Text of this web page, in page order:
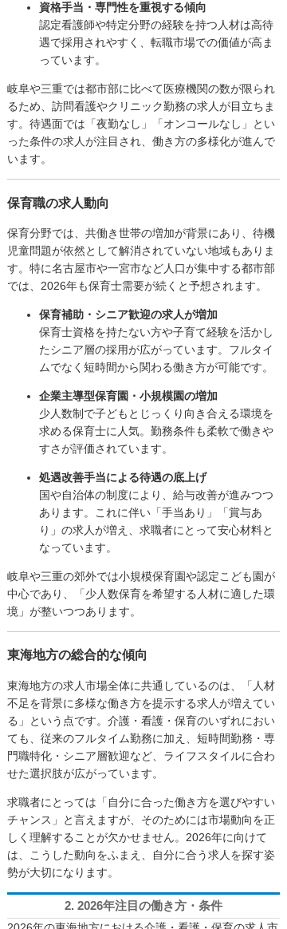
資格手当・専門性を重視する傾向
認定看護師や特定分野の経験を持つ人材は高待
遇で採用されやすく、転職市場での価値が高ま
っています。
岐阜や三重では都市部に比べて医療機関の数が限られ
るため、訪問看護やクリニック勤務の求人が目立ちま
す。待遇面では「夜勤なし」「オンコールなし」とい
った条件の求人が注目され、働き方の多様化が進んで
います。
保育職の求人動向
保育分野では、共働き世帯の増加が背景にあり、待機
児童問題が依然として解消されていない地域もありま
す。特に名古屋市や一宮市など人口が集中する都市部
では、2026年も保育士需要が続くと予想されます。
保育補助・シニア歓迎の求人が増加
保育士資格を持たない方や子育て経験を活かし
たシニア層の採用が広がっています。フルタイ
ムでなく短時間から関わる働き方が可能です。
企業主導型保育園・小規模園の増加
少人数制で子どもとじっくり向き合える環境を
求める保育士に人気。勤務条件も柔軟で働きや
すさが評価されています。
処遇改善手当による待遇の底上げ
国や自治体の制度により、給与改善が進みつつ
あります。これに伴い「手当あり」「賞与あ
り」の求人が増え、求職者にとって安心材料と
なっています。
岐阜や三重の郊外では小規模保育園や認定こども園が
中心であり、「少人数保育を希望する人材に適した環
境」が整いつつあります。
東海地方の総合的な傾向
東海地方の求人市場全体に共通しているのは、「人材
不足を背景に多様な働き方を提示する求人が増えてい
る」という点です。介護・看護・保育のいずれにおい
ても、従来のフルタイム勤務に加え、短時間勤務・専
門職特化・シニア層歓迎など、ライフスタイルに合わ
せた選択肢が広がっています。
求職者にとっては「自分に合った働き方を選びやすい
チャンス」と言えますが、そのためには市場動向を正
しく理解することが欠かせません。2026年に向けて
は、こうした動向をふまえ、自分に合う求人を探す姿
勢が大切になります。
2. 2026年注目の働き方・条件